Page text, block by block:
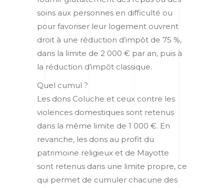
soins aux personnes en difficulté ou
pour favoriser leur logement ouvrent
droit à une réduction d’impôt de 75 %,
dans la limite de 2 000 € par an, puis à
la réduction d’impôt classique.
Quel cumul ?
Les dons Coluche et ceux contre les
violences domestiques sont retenus
dans la même limite de 1 000 €. En
revanche, les dons au profit du
patrimoine religieux et de Mayotte
sont retenus dans une limite propre, ce
qui permet de cumuler chacune des